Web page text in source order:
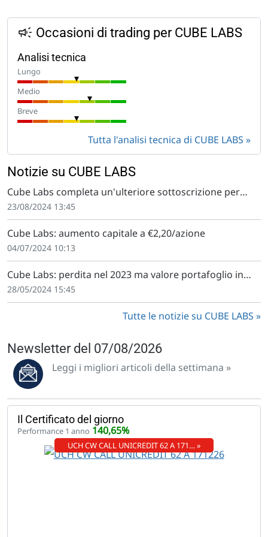
Occasioni di trading per CUBE LABS
Analisi tecnica
Lungo
Medio
Breve
Tutta l'analisi tecnica di CUBE LABS
Notizie su CUBE LABS
Cube Labs completa un'ulteriore sottoscrizione per
l'aumento di capitale
23/08/2024 13:45
Cube Labs: aumento capitale a €2,20/azione
04/07/2024 10:13
Cube Labs: perdita nel 2023 ma valore portafoglio in
crescita a 53,1 mln €
28/05/2024 15:45
Tutte le notizie su CUBE LABS
Newsletter del 07/08/2026
Leggi i migliori articoli della settimana »
Il Certificato del giorno
Performance 1 anno 140,65%
UCH CW CALL UNICREDIT 62 A 171… »